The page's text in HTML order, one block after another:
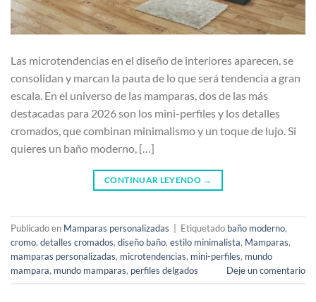
Las microtendencias en el diseño de interiores aparecen, se
consolidan y marcan la pauta de lo que será tendencia a gran
escala. En el universo de las mamparas, dos de las más
destacadas para 2026 son los mini-perfiles y los detalles
cromados, que combinan minimalismo y un toque de lujo. Si
quieres un baño moderno, […]
CONTINUAR LEYENDO →
Publicado en Mamparas personalizadas Etiquetado baño moderno,
cromo, detalles cromados, diseño baño, estilo minimalista, Mamparas,
mamparas personalizadas, microtendencias, mini-perfiles, mundo
mampara, mundo mamparas, perfiles delgados Deje un comentario